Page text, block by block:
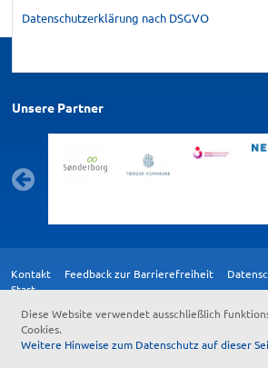
Datenschutzerklärung nach DSGVO
Unsere Partner
Kontakt Feedback zur Barrierefreiheit
Start
Diese Website verwendet ausschließlich
Cookies.
Weitere Hinweise zum Datenschutz auf dieser